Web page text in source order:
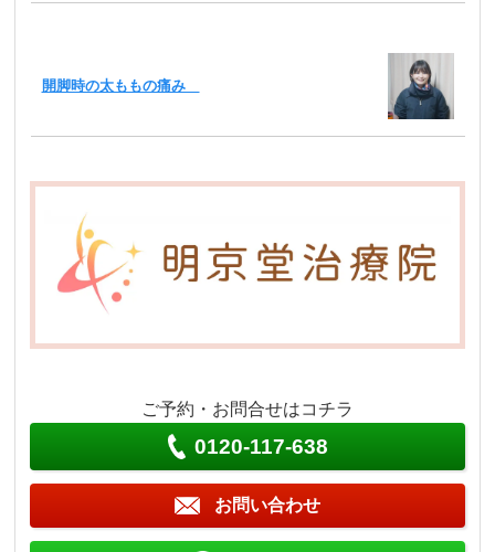
開脚時の太ももの痛み
ご予約・お問合せはコチラ
0120-117-638
お問い合わせ